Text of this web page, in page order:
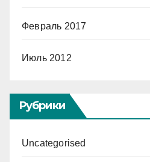
Февраль 2017
Июль 2012
Рубрики
Uncategorised